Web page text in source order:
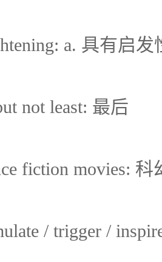
a. 具有启发
not least: 最后
fiction movies: 科
/ trigger /